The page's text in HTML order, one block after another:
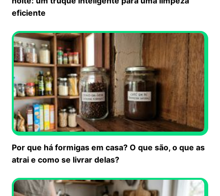
eficiente
Por que há formigas em casa? O que são, o que as
atrai e como se livrar delas?